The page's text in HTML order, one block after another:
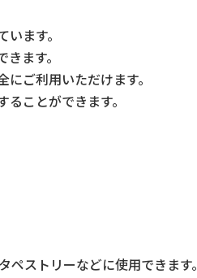
ます。
ます。
ご利用いただけます。
ことができます。
ストリーなどに使用できます。